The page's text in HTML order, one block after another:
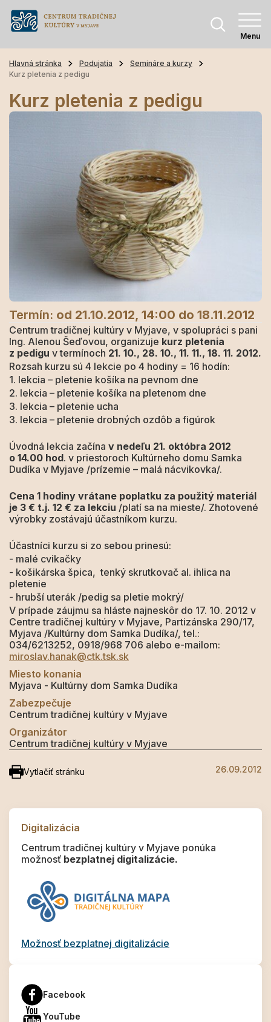
Menu
Hlavná stránka Podujatia
Semináre a kurzy
Kurz pletenia z pedigu
Kurz pletenia z pedigu
Termín: od 21.10.2012, 14:00 do 18.11.2012
Centrum tradičnej kultúry v Myjave, v spolupráci s pani
Ing. Alenou Šeďovou, organizuje kurz pletenia
z pedigu v termínoch 21. 10., 28. 10., 11. 11., 18. 11. 2012.
Rozsah kurzu sú 4 lekcie po 4 hodiny = 16 hodín:
1. lekcia – pletenie košíka na pevnom dne
2. lekcia – pletenie košíka na pletenom dne
3. lekcia – pletenie ucha
3. lekcia – pletenie drobných ozdôb a figúrok
Úvodná lekcia začína v nedeľu 21. októbra 2012
o 14.00 hod. v priestoroch Kultúrneho domu Samka
Dudíka v Myjave /prízemie – malá nácvikovka/.
Cena 1 hodiny vrátane poplatku za použitý materiál
je 3 € t.j. 12 € za lekciu /platí sa na mieste/. Zhotovené
výrobky zostávajú účastníkom kurzu.
Účastníci kurzu si zo sebou prinesú:
- malé cvikačky
- košikárska špica, tenký skrutkovač al. ihlica na
pletenie
- hrubší uterák /pedig sa pletie mokrý/
V prípade záujmu sa hláste najneskôr do 17. 10. 2012 v
Centre tradičnej kultúry v Myjave, Partizánska 290/17,
Myjava /Kultúrny dom Samka Dudíka/, tel.:
034/6213252, 0918/968 706 alebo e-mailom:
miroslav.hanak@ctk.tsk.sk
Miesto konania
Myjava - Kultúrny dom Samka Dudíka
Zabezpečuje
Centrum tradičnej kultúry v Myjave
Organizátor
Centrum tradičnej kultúry v Myjave
Vytlačiť stránku 26.09.2012
Digitalizácia
Centrum tradičnej kultúry v Myjave ponúka
možnosť bezplatnej digitalizácie.
Možnosť bezplatnej digitalizácie
Facebook
YouTube